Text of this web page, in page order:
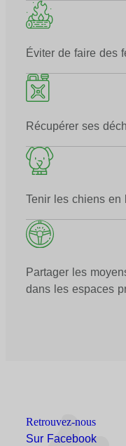
Éviter de faire des
Récupérer ses
Tenir les chiens en
Partager les
dans les espaces
Retrouvez-nous
Sur Facebook